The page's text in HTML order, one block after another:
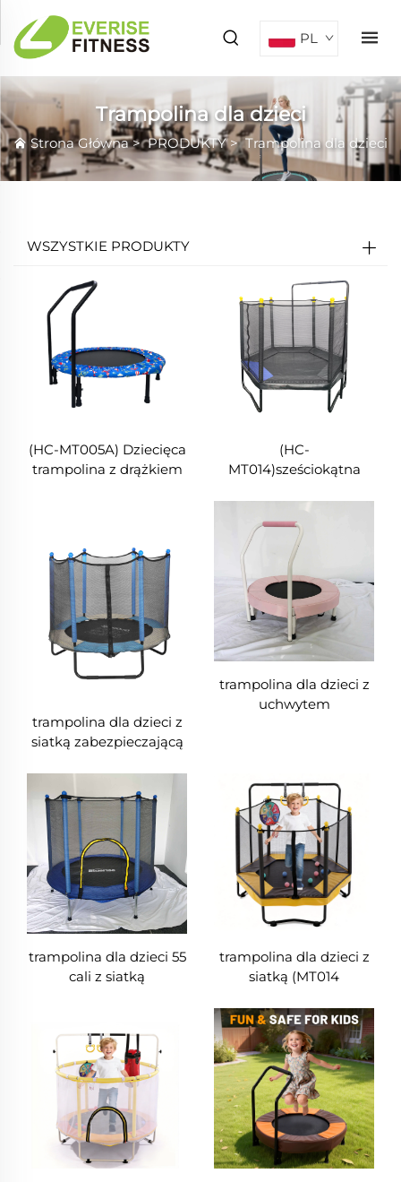
PL
Trampolina dla dzieci
Strona Główna>PRODUKTY>Trampolina dla dzieci
WSZYSTKIE PRODUKTY
(HC-MT005A) Dziecięca
trampolina z drążkiem
(HC-
MT014)sześciokątna
trampolina dla dzieci z
siatką zabezpieczającą
trampolina dla dzieci z
uchwytem
trampolina dla dzieci 55
cali z siatką
trampolina dla dzieci z
siatką (MT014